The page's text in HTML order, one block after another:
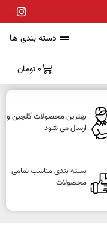
دسته بندی ها
0 تومان
بهترین محصولات گلچین و
ارسال می شود
بسته بندی مناسب تمامی
محصولات